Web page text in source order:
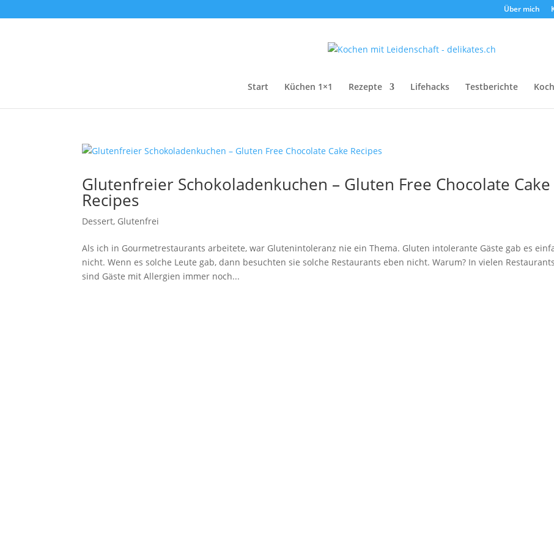
Über mich
Start Küchen 1×1 Rezepte Lifehacks Testberichte
Glutenfreier Schokoladenkuchen – Gluten Free Chocolate Cake
Recipes
Dessert, Glutenfrei
Als ich in Gourmetrestaurants arbeitete, war Glutenintoleranz nie ein Thema. Gluten intolerante Gäste gab es
nicht. Wenn es solche Leute gab, dann besuchten sie solche Restaurants eben nicht. Warum? In vielen Restaurants
sind Gäste mit Allergien immer noch...